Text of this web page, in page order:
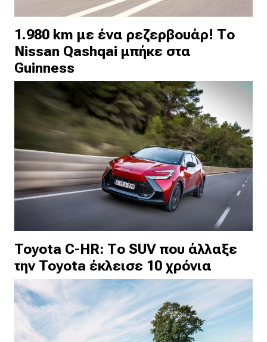
1.980 km με ένα ρεζερβουάρ! Το
Nissan Qashqai μπήκε στα
Guinness
Toyota C-HR: Το SUV που άλλαξε
την Toyota έκλεισε 10 χρόνια